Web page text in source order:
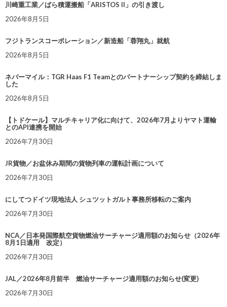
川崎重工業／ばら積運搬船「ARISTOS II」の引き渡し
2026年8月5日
フジトランスコーポレーション／新造船「蓉翔丸」就航
2026年8月5日
ネバーマイル：TGR Haas F1 Teamとのパートナーシップ契約を締結しま
した
2026年8月5日
【トドケール】マルチキャリア化に向けて、2026年7月よりヤマト運輸
とのAPI連携を開始
2026年7月30日
JR貨物／お盆休み期間の貨物列車の運転計画について
2026年7月30日
にしてつドイツ現地法人 シュツットガルト事務所移転のご案内
2026年7月30日
NCA／日本発国際航空貨物燃油サーチャージ適用額のお知らせ（2026年
8月1日適用 改定）
2026年7月30日
JAL／2026年8月前半 燃油サーチャージ適用額のお知らせ(変更)
2026年7月30日